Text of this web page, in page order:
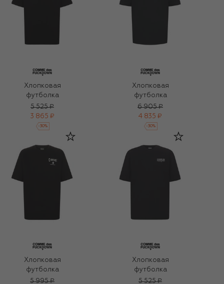
Хлопковая
футболка
5 525 ₽
3 865 ₽
-30%
Хлопковая
футболка
6 905 ₽
4 835 ₽
-30%
Хлопковая
футболка
5 995 ₽
Хлопковая
футболка
5 525 ₽